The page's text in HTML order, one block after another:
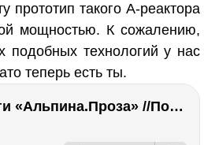
прототип такого А-реактора
мощностью. К сожалению,
технологий у нас
теперь есть ты.
Что почитать: книги «Альпина.Проза» //Побяржина, Декабрев, Ронжина